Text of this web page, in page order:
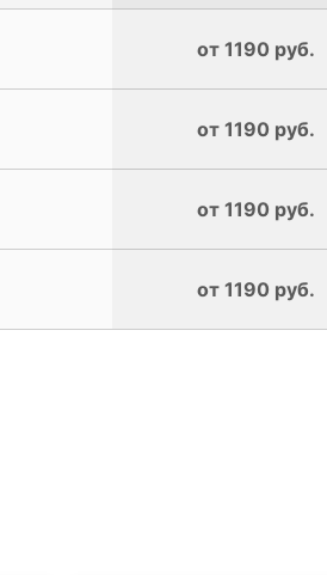
от 1190 руб.
от 1190 руб.
от 1190 руб.
от 1190 руб.